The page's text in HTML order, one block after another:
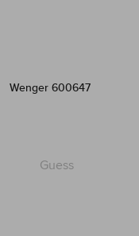
Wenger 600647